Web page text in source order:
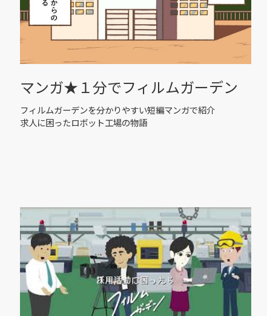
マンガ★１分でフィルムガーデン
フィルムガーデンを分かりやすい短編マンガで紹介
求人に困ったロボット工場の物語